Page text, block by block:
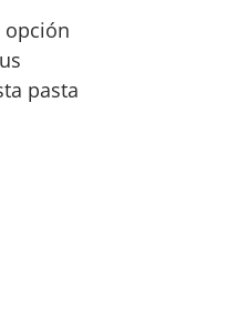
opción
pasta